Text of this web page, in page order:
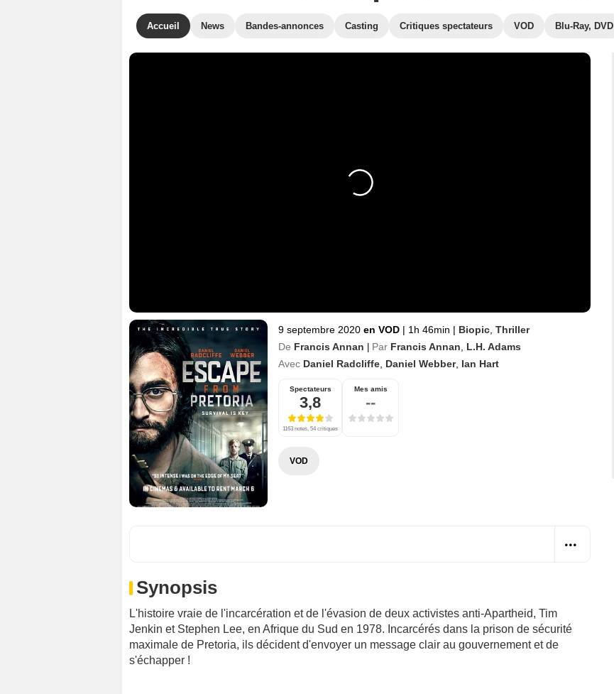
Accueil News Bandes-annonces Casting Critiques spectateurs VOD Blu-Ray, DVD
9 septembre 2020 en VOD | 1h 46min | Biopic Thriller
De Francis Annan | Par Francis Annan
L.H. Adams
Avec Daniel Radcliffe Daniel Webber, Ian Hart
Spectateurs
3,8
1163 notes, 54 critiques
Mes amis
--
VOD
Synopsis
L'histoire vraie de l'incarcération et de l'évasion de deux activistes anti-Apartheid, Tim
Jenkin et Stephen Lee, en Afrique du Sud en 1978. Incarcérés dans la prison de sécurité
maximale de Pretoria, ils décident d'envoyer un message clair au gouvernement et de
s'échapper !